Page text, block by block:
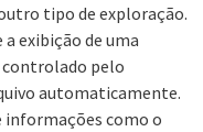
tipo de exploração.
exibição de uma
controlado pelo
automaticamente.
informações como o